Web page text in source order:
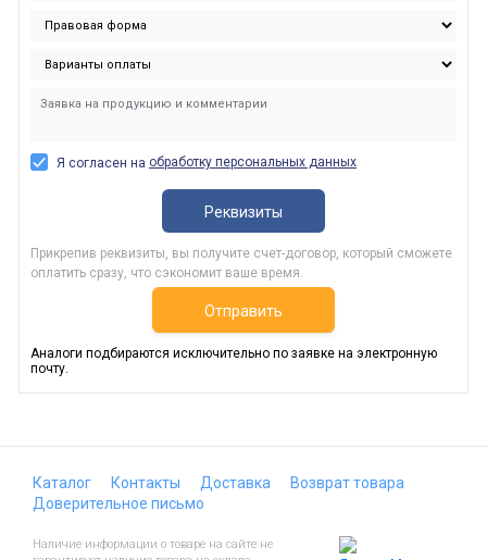
Я согласен на обработку персональных данных
Реквизиты
Прикрепив реквизиты, вы получите счет-договор, который сможете
оплатить сразу, что сэкономит ваше время.
Отправить
Аналоги подбираются исключительно по заявке на электронную
почту.
Каталог Контакты Доставка
Возврат товара
Доверительное письмо
Наличие информации о товаре на сайте не